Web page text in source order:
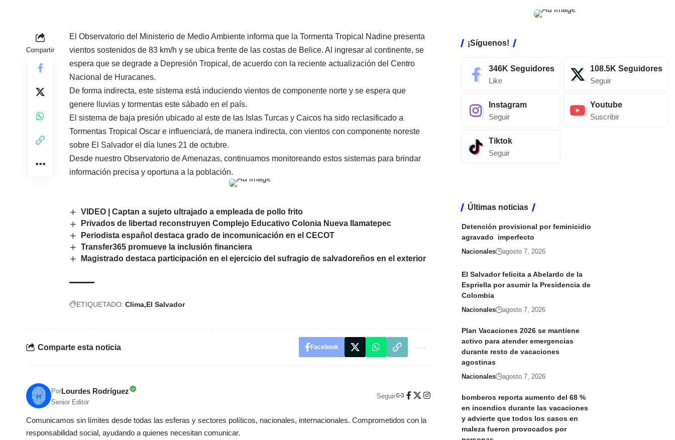
Compartir
El Observatorio del Ministerio de Medio Ambiente informa que la Tormenta Tropical Nadine presenta
vientos sostenidos de 83 km/h y se ubica frente de las costas de Belice. Al ingresar al continente, se
espera que se degrade a Depresión Tropical, de acuerdo con la reciente actualización del Centro
Nacional de Huracanes.
De forma indirecta, este sistema está induciendo vientos de componente norte y se espera que
genere lluvias y tormentas este sábado en el país.
El sistema de baja presión ubicado al este de las Islas Turcas y Caicos ha sido reclasificado a
Tormentas Tropical Oscar e influenciará, de manera indirecta, con vientos con componente noreste
sobre El Salvador el día lunes 21 de octubre.
Desde nuestro Observatorio de Amenazas, continuamos monitoreando estos sistemas para brindar
información precisa y oportuna a la población.
VIDEO | Captan a sujeto ultrajado a empleada de pollo frito
Privados de libertad reconstruyen Complejo Educativo Colonia Nueva Ilamatepec
Periodista español destaca grado de incomunicación en el CECOT
Transfer365 promueve la inclusión financiera
Magistrado destaca participación en el ejercicio del sufragio de salvadoreños en el exterior
ETIQUETADO: Clima El Salvador
Comparte esta noticia Facebook
PorLourdes Rodríguez
Senior Editor
Seguir
Comunicamos sin límites desde todas las esferas y sectores políticos, nacionales, internacionales. Comprometidos con la
responsabilidad social, ayudando a quienes necesitan comunicar.
¡Síguenos!
346K Seguidores
Like
108.5K Seguidores
Seguir
Instagram
Seguir
Youtube
Suscribir
Tiktok
Seguir
Últimas noticias
Detención provisional por feminicidio
agravado imperfecto
Nacionales agosto 7, 2026
El Salvador felicita a Abelardo de la
Espriella por asumir la Presidencia de
Colombia
Nacionales agosto 7, 2026
Plan Vacaciones 2026 se mantiene
activo para atender emergencias
durante resto de vacaciones
agostinas
Nacionales agosto 7, 2026
bomberos reporta aumento del 68 %
en incendios durante las vacaciones
y advierte que todos los casos en
maleza fueron provocados por